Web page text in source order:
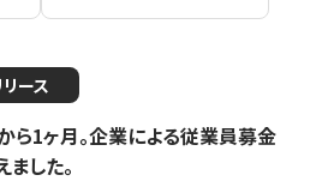
ース
1ヶ月。企業による従業員募金
した。